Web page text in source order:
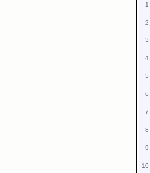
1
2
3
4
5
6
7
8
9
10